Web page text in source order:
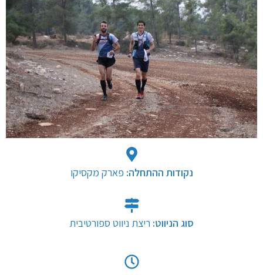
נקודות ההתחלה:
סוג הניווט: ריצת ניווט ספורטיבית